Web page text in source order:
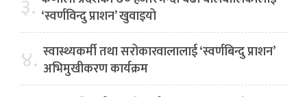
३. ‘स्वर्णविन्दु प्राशन’ खुवाइयो
४. स्वास्थ्यकर्मी तथा सरोकारवालालाई ‘स्वर्णबिन्दु प्राशन’
अभिमुखीकरण कार्यक्रम